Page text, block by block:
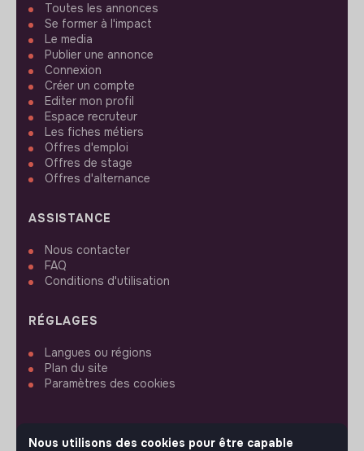
Toutes les annonces
Se former à l'impact
Le media
Publier une annonce
Connexion
Créer un compte
Editer mon profil
Espace recruteur
Les fiches métiers
Offres d'emploi
Offres de stage
Offres d'alternance
ASSISTANCE
Nous contacter
FAQ
Conditions d'utilisation
RÉGLAGES
Langues ou régions
Plan du site
Paramètres des cookies
Nous utilisons des cookies pour être capable